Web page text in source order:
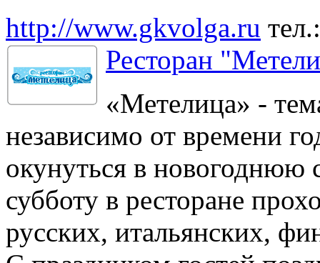
http://www.gkvolga.ru
Ресторан
«Метелица» -
независимо от времени
окунуться в новогоднюю
субботу в ресторане
русских, итальянских,